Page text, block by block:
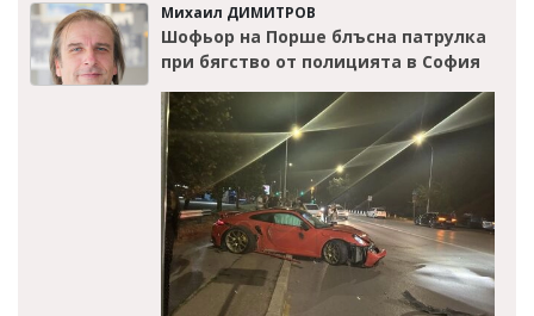
Михаил ДИМИТРОВ
Шофьор на Порше блъсна патрулка
при бягство от полицията в София